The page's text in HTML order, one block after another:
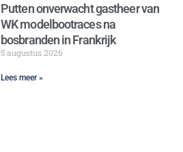
Putten onverwacht gastheer van
WK modelbootraces na
bosbranden in Frankrijk
5 augustus 2026
Lees meer »